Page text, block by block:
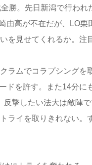
勝。先日新潟で行われ
由高が不在だが、LO栗
を見せてくれるか。注
ラムでコラプシングを
ドを許す。また14分に
撃したい法大は敵陣
ライを取りきれない。